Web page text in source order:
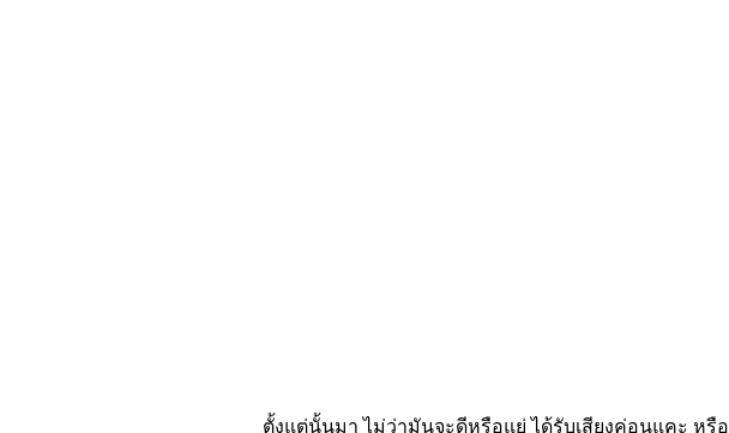
ตั้งแต่นั้นมา ไม่ว่ามันจะดีหรือแย่ ได้รับเสียงค่อนแคะ หรื